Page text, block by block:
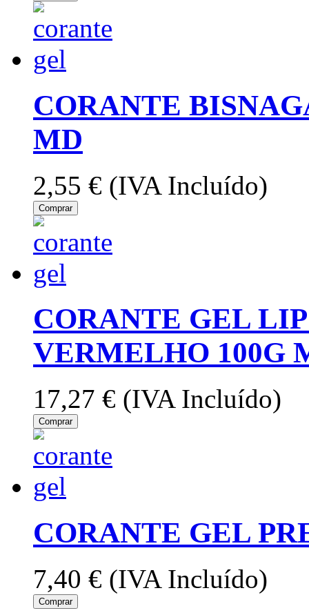
CORANTE
MD
2,55 € (IVA Incluído)
Comprar
CORANTE GEL
VERMELHO 100G
17,27 € (IVA Incluído)
Comprar
CORANTE GEL
7,40 € (IVA Incluído)
Comprar